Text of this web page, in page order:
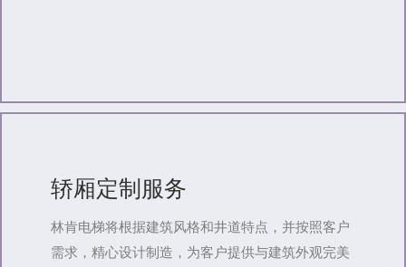
轿厢定制服务
林肯电梯将根据建筑风格和井道特点，并按照客户
需求，精心设计制造，为客户提供与建筑外观完美